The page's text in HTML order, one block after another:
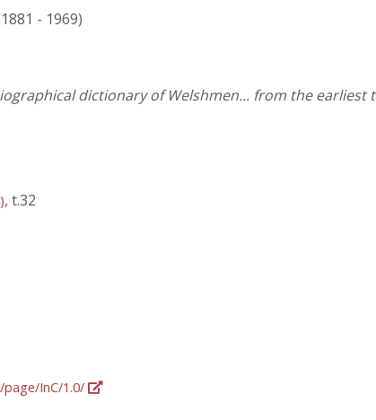
- 1969)
dictionary of Welshmen... from the earliest
, t.32
InC/1.0/